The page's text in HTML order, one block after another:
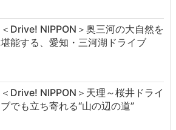
＜Drive! NIPPON＞奥三河の大自然を
堪能する、愛知・三河湖ドライブ
＜Drive! NIPPON＞天理～桜井ドライ
ブでも立ち寄れる“山の辺の道”